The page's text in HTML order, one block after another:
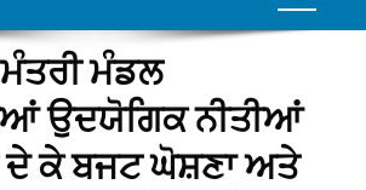
ਮੰਡਲ
ਉਦਯੋਗਿਕ ਨੀਤੀਆਂ
ਦੇ ਕੇ ਬਜਟ ਘੋਸ਼ਣਾ ਅਤੇ